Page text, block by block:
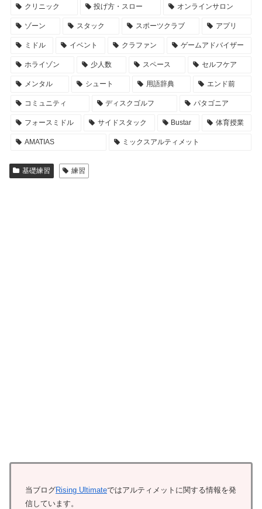
クリニック 投げ方・スロー オンラインサロン
ゾーン スタック スポーツクラブ アプリ
ミドル イベント クラファン ゲームアドバイザー
ホライゾン 少人数 スペース セルフケア
メンタル シュート 用語辞典 エンド前
コミュニティ ディスクゴルフ パタゴニア
フォースミドル サイドスタック Bustar 体育授業
AMATIAS ミックスアルティメット
基礎練習 練習
当ブログRising Ultimateではアルティメットに関する情報を発
信しています。